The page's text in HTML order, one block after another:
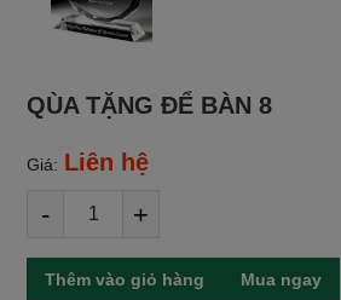
QÙA TẶNG ĐỂ BÀN 8
Giá: Liên hệ
- +
Thêm vào giỏ hàng Mua ngay